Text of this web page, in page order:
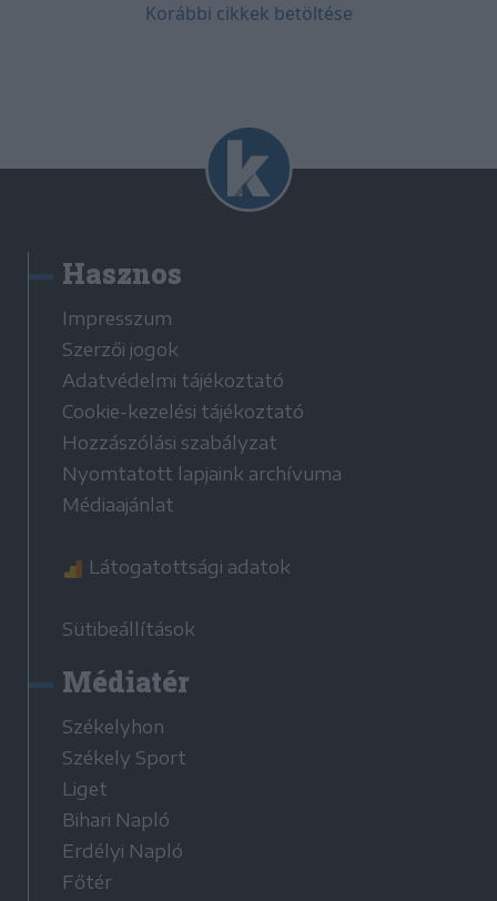
Korábbi cikkek betöltése
Hasznos
Impresszum
Szerzői jogok
Adatvédelmi tájékoztató
Cookie-kezelési tájékoztató
Hozzászólási szabályzat
Nyomtatott lapjaink archívuma
Médiaajánlat
Látogatottsági adatok
Sütibeállítások
Médiatér
Székelyhon
Székely Sport
Liget
Bihari Napló
Erdélyi Napló
Főtér